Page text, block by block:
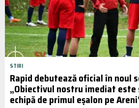
STIRI
Rapid debutează oficial în noul
„Obiectivul nostru imediat este
echipă de primul eșalon pe